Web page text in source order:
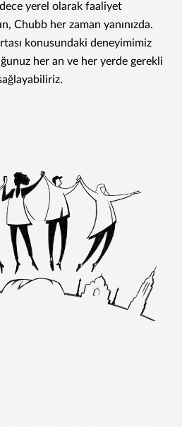
yerel olarak faaliyet
Chubb her zaman yanınızda.
konusundaki deneyimimiz
her an ve her yerde gerekli